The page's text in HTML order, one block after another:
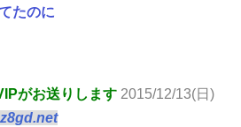
たのに
がお送りします 2015/12/13(日)